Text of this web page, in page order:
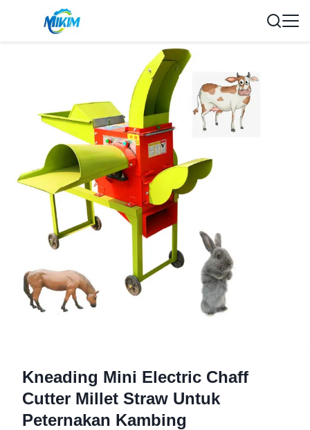
Kneading Mini Electric Chaff
Cutter Millet Straw Untuk
Peternakan Kambing